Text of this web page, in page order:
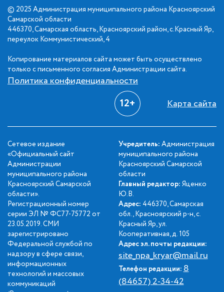
© 2025 Администрация муниципального района Красноярский
Самарской области
446370, Самарская область, Красноярский район, с.Красный Яр,
переулок Коммунистический, 4
Копирование материалов сайта может быть осуществлено
только с письменного согласия Администрации сайта.
Политика конфиденциальности
12+ Карта сайта
Сетевое издание
«Официальный сайт
Администрации
муниципального района
Красноярский Самарской
области».
Регистрационный номер
серии ЭЛ № ФС77-75772 от
23.05.2019. СМИ
зарегистрировано
Федеральной службой по
надзору в сфере связи,
информационных
технологий и массовых
коммуникаций
Учредитель: Администрация
муниципального района
Красноярский Самарской
области
Главный редактор: Яценко
Ю.В.
Адрес: 446370, Самарская
обл., Красноярский р-н, с.
Красный Яр, ул.
Кооперативная, д. 105
Адрес эл. почты редакции:
site_npa_kryar@mail.ru
Телефон редакции:8
(84657) 2-34-42